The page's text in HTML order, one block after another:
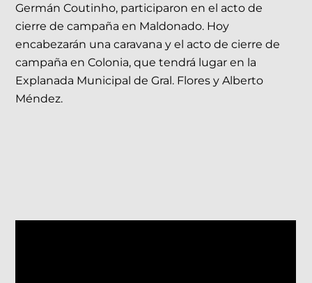
Germán Coutinho, participaron en el acto de
cierre de campaña en Maldonado. Hoy
encabezarán una caravana y el acto de cierre de
campaña en Colonia, que tendrá lugar en la
Explanada Municipal de Gral. Flores y Alberto
Méndez.